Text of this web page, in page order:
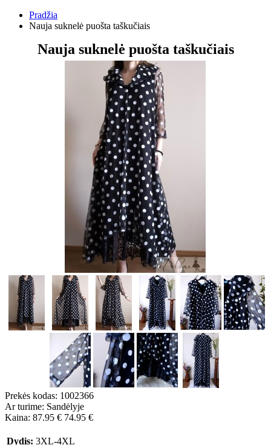
Pradžia
Nauja suknelė puošta taškučiais
Nauja suknelė puošta taškučiais
Prekės kodas: 1002366
Ar turime: Sandėlyje
Kaina: 87.95 € 74.95 €
Dydis: 3XL-4XL